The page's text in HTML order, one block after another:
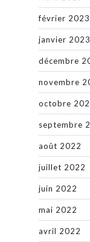
février 2023
janvier 2023
décembre
novembre
octobre
septembre
août 2022
juillet 2022
juin 2022
mai 2022
avril 2022